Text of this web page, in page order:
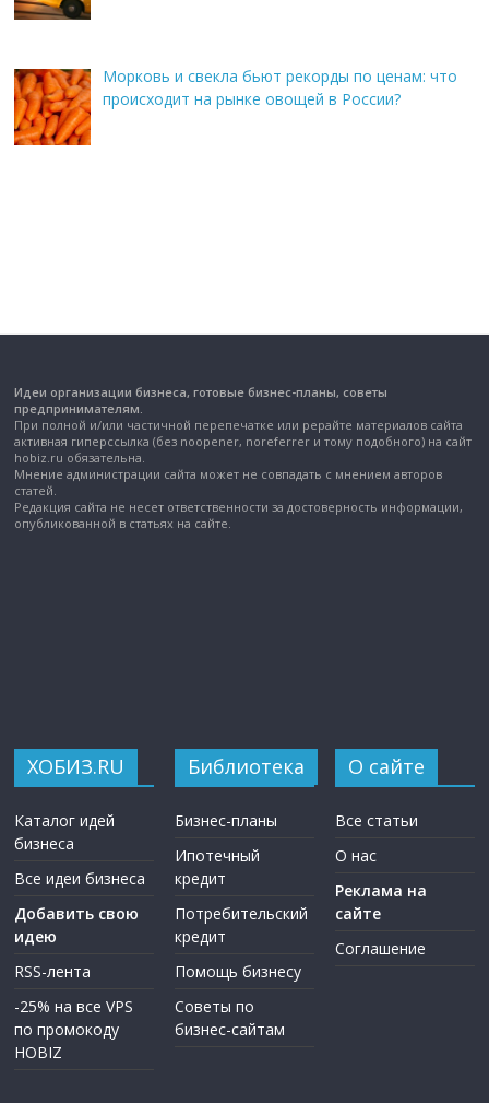
Морковь и свекла бьют рекорды по ценам: что
происходит на рынке овощей в России?
Идеи организации бизнеса, готовые бизнес-планы, советы
предпринимателям.
При полной и/или частичной перепечатке или рерайте материалов сайта
активная гиперссылка (без noopener, noreferrer и тому подобного) на сайт
hobiz.ru обязательна.
Мнение администрации сайта может не совпадать с мнением авторов
статей.
Редакция сайта не несет ответственности за достоверность информации,
опубликованной в статьях на сайте.
ХОБИЗ.RU
Каталог идей
бизнеса
Все идеи бизнеса
Добавить свою
идею
RSS-лента
-25% на все VPS
по промокоду
HOBIZ
Библиотека
Бизнес-планы
Ипотечный
кредит
Потребительский
кредит
Помощь бизнесу
Советы по
бизнес-сайтам
О сайте
Все статьи
О нас
Реклама на
сайте
Соглашение